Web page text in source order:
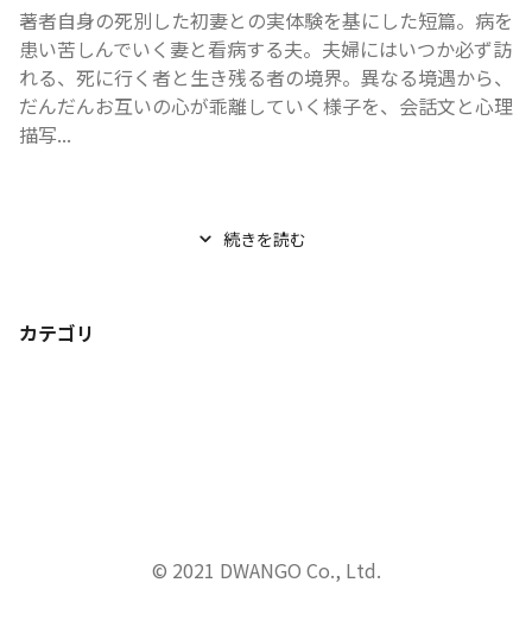
著者自身の死別した初妻との実体験を基にした短篇。病を
患い苦しんでいく妻と看病する夫。夫婦にはいつか必ず訪
れる、死に行く者と生き残る者の境界。異なる境遇から、
だんだんお互いの心が乖離していく様子を、会話文と心理
描写...
続きを読む
カテゴリ
© 2021 DWANGO Co., Ltd.